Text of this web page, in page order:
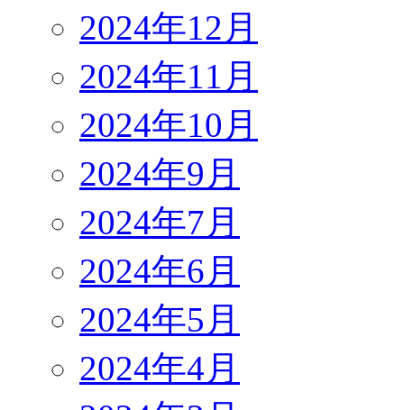
2024年12月
2024年11月
2024年10月
2024年9月
2024年7月
2024年6月
2024年5月
2024年4月